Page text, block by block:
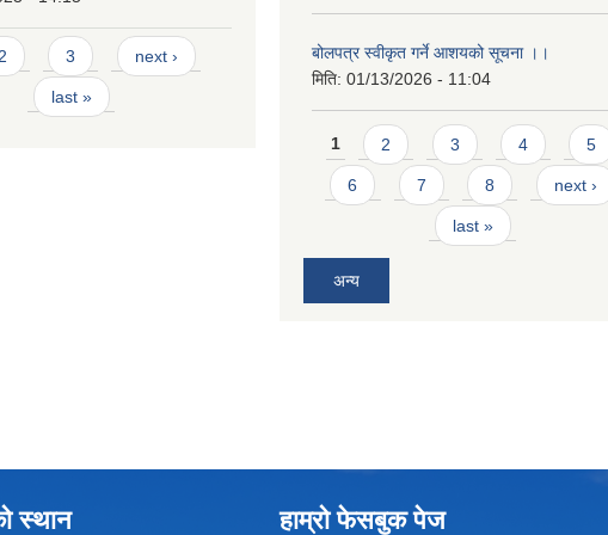
2 3 next ›
last »
बोलपत्र स्वीकृत गर्ने आशयको सूचना ।।
मिति: 01/13/2026 - 11:04
Pages
1 2 3 4 5
6 7 8 next ›
last »
अन्य
स्थान हाम्रो फेसबुक पेज